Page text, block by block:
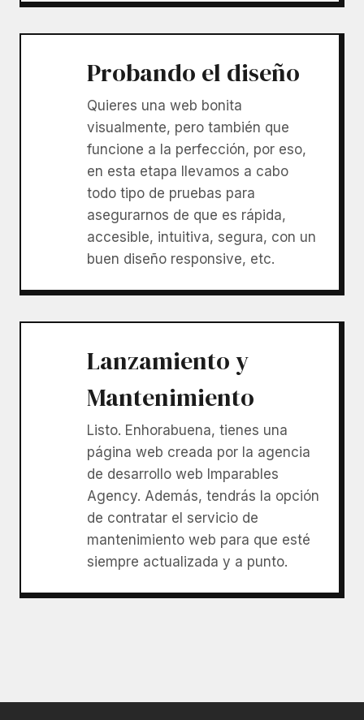
Probando el diseño
Quieres una web bonita
visualmente, pero también que
funcione a la perfección, por eso,
en esta etapa llevamos a cabo
todo tipo de pruebas para
asegurarnos de que es rápida,
accesible, intuitiva, segura, con un
buen diseño responsive, etc.
Lanzamiento y
Mantenimiento
Listo. Enhorabuena, tienes una
página web creada por la agencia
de desarrollo web Imparables
Agency. Además, tendrás la opción
de contratar el servicio de
mantenimiento web para que esté
siempre actualizada y a punto.